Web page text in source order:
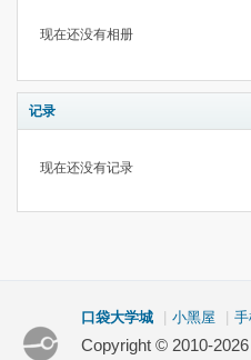
现在还没有相册
记录
现在还没有记录
口袋大学城 小黑屋 手
Copyright © 2010-